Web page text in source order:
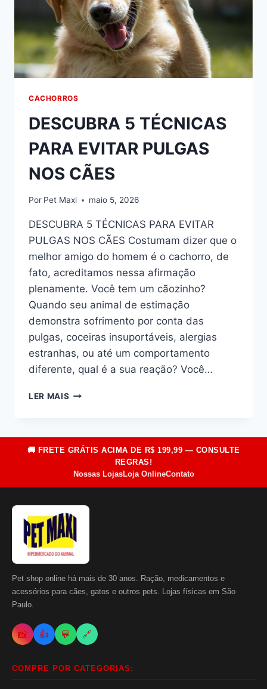
CACHORROS
DESCUBRA 5 TÉCNICAS
PARA EVITAR PULGAS
NOS CÃES
Por Pet Maxi maio 5, 2026
DESCUBRA 5 TÉCNICAS PARA EVITAR
PULGAS NOS CÃES Costumam dizer que o
melhor amigo do homem é o cachorro, de
fato, acreditamos nessa afirmação
plenamente. Você tem um cãozinho?
Quando seu animal de estimação
demonstra sofrimento por conta das
pulgas, coceiras insuportáveis, alergias
estranhas, ou até um comportamento
diferente, qual é a sua reação? Você…
LER MAIS DESCUBRA
EVITAR
PULGAS
🚚 FRETE GRÁTIS ACIMA DE R$ 199,99 — CONSULTE
REGRAS!
Nossas LojasLoja OnlineContato
Pet shop online há mais de 30 anos. Ração, medicamentos e
acessórios para cães, gatos e outros pets. Lojas físicas em São
Paulo.
📸 👍 💬 🔗
COMPRE POR CATEGORIAS: